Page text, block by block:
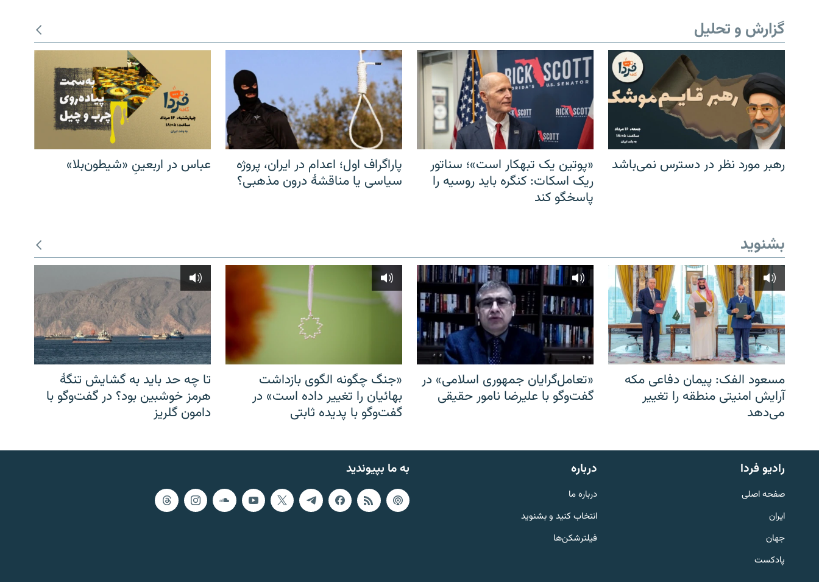
English
به ما بپیوندید
گزارش و تحلیل
رهبر مورد نظر در دسترس نمی‌باشد
«پوتین یک تبهکار است»؛ سناتور
ریک اسکات: کنگره باید روسیه را
پاسخگو کند
پاراگراف اول؛ اعدام در ایران، پروژه
سیاسی یا مناقشهٔ درون مذهبی؟
عباس در اربعینِ «شیطون‌بلا»
بشنوید
مسعود الفک: پیمان دفاعی مکه
آرایش امنیتی منطقه را تغییر
می‌دهد
«تعامل‌گرایان جمهوری اسلامی» در
گفت‌وگو با علیرضا نامور حقیقی
«جنگ چگونه الگوی بازداشت
بهائیان را تغییر داده است» در
گفت‌وگو با پدیده ثابتی
تا چه حد باید به گشایش تنگهٔ
هرمز خوشبین بود؟ در گفت‌وگو با
دامون گلریز
به ما بپیوندید رادیو فردا
صفحه اصلی
ایران
جهان
پادکست
درباره
درباره ما
انتخاب کنید و بشنوید
فیلترشکن‌ها